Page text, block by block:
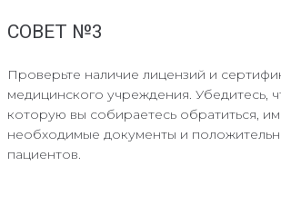
СОВЕТ №3
Проверьте наличие лицензий и
медицинского учреждения. Убедитесь,
которую вы собираетесь обратиться,
необходимые документы и
пациентов.